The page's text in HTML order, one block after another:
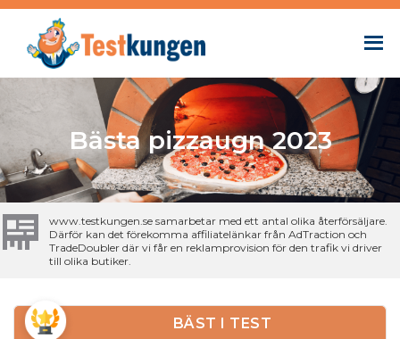
Bästa pizzaugn 2023
www.testkungen.se samarbetar med ett antal olika återförsäljare.
Därför kan det förekomma affiliatelänkar från AdTraction och
TradeDoubler där vi får en reklamprovision för den trafik vi driver
till olika butiker.
BÄST I TEST